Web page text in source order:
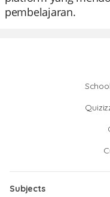
pembelajaran.
Subjects